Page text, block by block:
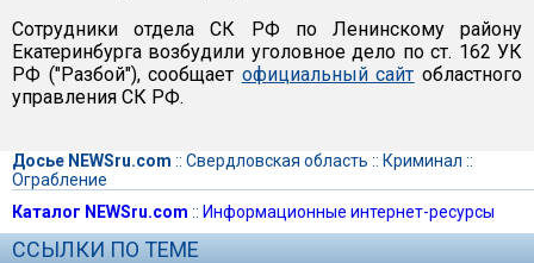
Сотрудники отдела СК РФ по Ленинскому району
Екатеринбурга возбудили уголовное дело по ст. 162 УК
РФ ("Разбой"), сообщает официальный сайт областного
управления СК РФ.
Досье NEWSru.com :: Свердловская область :: Криминал ::
Ограбление
Каталог NEWSru.com :: Информационные интернет-ресурсы
ССЫЛКИ ПО ТЕМЕ